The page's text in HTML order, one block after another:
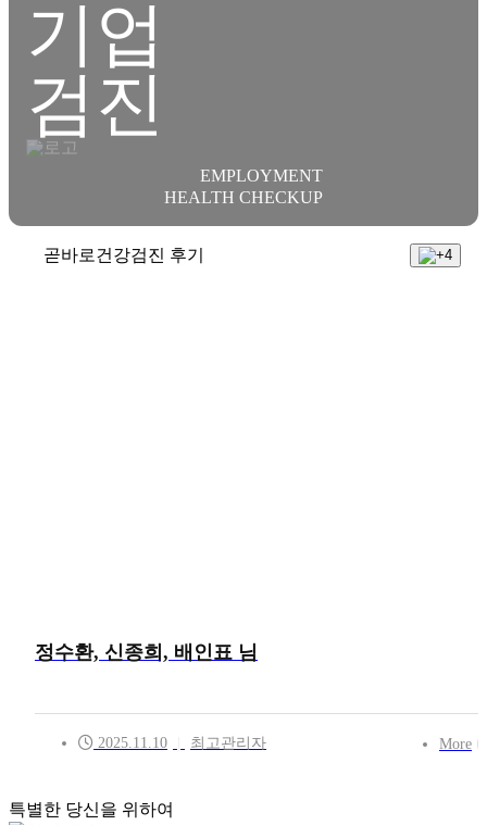
기업
검진
EMPLOYMENT
HEALTH CHECKUP
곧바로건강검진 후기
정수환, 신종희, 배인표 님
2025.11.10 최고관리자 More
정수환, 신종희, 배인표 님
특별한 당신을 위하여